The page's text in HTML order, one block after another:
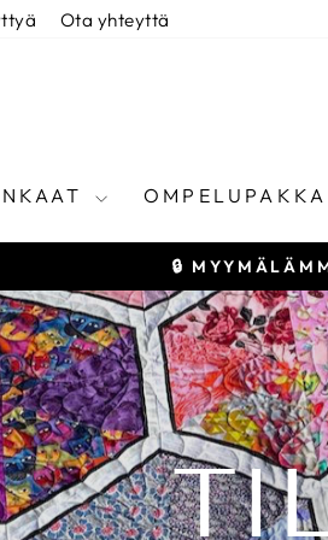
Ota yhteyttä
🔒